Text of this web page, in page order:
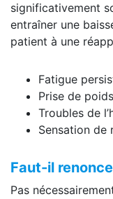
significativement
entraîner une
patient à une
Fatigue
Prise de poids
Troubles de
Sensation de
Faut-il
Pas